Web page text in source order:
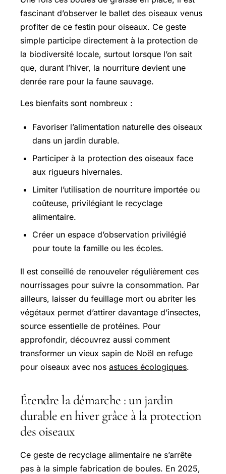
fascinant d’observer le ballet des oiseaux venus
profiter de ce festin pour oiseaux. Ce geste
simple participe directement à la protection de
la biodiversité locale, surtout lorsque l’on sait
que, durant l’hiver, la nourriture devient une
denrée rare pour la faune sauvage.
Les bienfaits sont nombreux :
Favoriser l’alimentation naturelle des oiseaux
dans un jardin durable.
Participer à la protection des oiseaux face
aux rigueurs hivernales.
Limiter l’utilisation de nourriture importée ou
coûteuse, privilégiant le recyclage
alimentaire.
Créer un espace d’observation privilégié
pour toute la famille ou les écoles.
Il est conseillé de renouveler régulièrement ces
nourrissages pour suivre la consommation. Par
ailleurs, laisser du feuillage mort ou abriter les
végétaux permet d’attirer davantage d’insectes,
source essentielle de protéines. Pour
approfondir, découvrez aussi comment
transformer un vieux sapin de Noël en refuge
pour oiseaux avec nos astuces écologiques.
Étendre la démarche : un jardin
durable en hiver grâce à la protection
des oiseaux
Ce geste de recyclage alimentaire ne s’arrête
pas à la simple fabrication de boules. En 2025,